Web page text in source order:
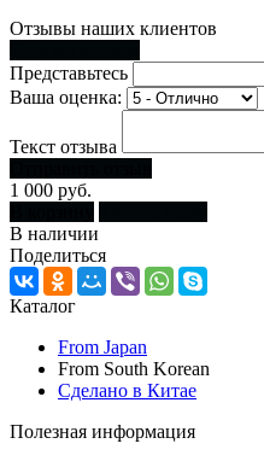
Отзывы наших клиентов
Представьтесь
Ваша оценка:
Текст отзыва
1 000 руб.
В наличии
Поделиться
Каталог
From Japan
From South Korean
Сделано в Китае
Полезная информация